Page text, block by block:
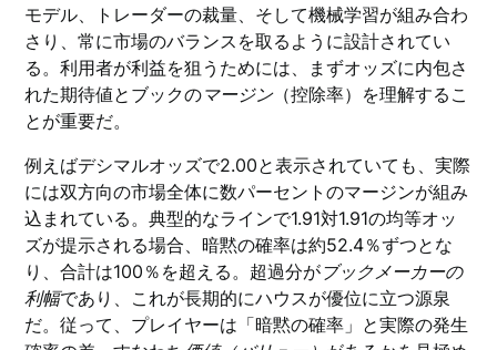
モデル、トレーダーの裁量、そして機械学習が組み合わ
さり、常に市場のバランスを取るように設計されてい
る。利用者が利益を狙うためには、まずオッズに内包さ
れた期待値とブックのマージン（控除率）を理解するこ
とが重要だ。
例えばデシマルオッズで2.00と表示されていても、実際
には双方向の市場全体に数パーセントのマージンが組み
込まれている。典型的なラインで1.91対1.91の均等オッ
ズが提示される場合、暗黙の確率は約52.4％ずつとな
り、合計は100％を超える。超過分がブックメーカーの
利幅であり、これが長期的にハウスが優位に立つ源泉
だ。従って、プレイヤーは「暗黙の確率」と実際の発生